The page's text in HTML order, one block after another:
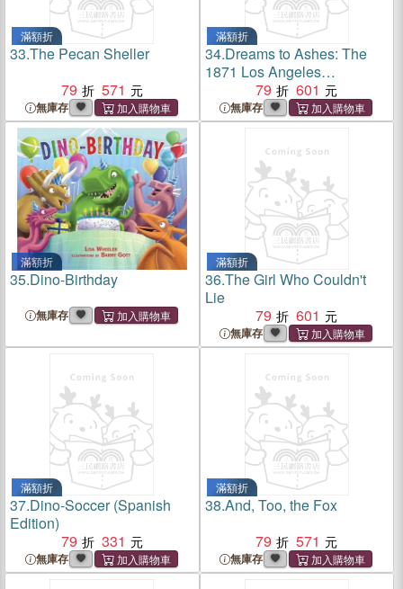
滿額折
33.The Pecan Sheller
79
571
無庫存
滿額折
34.Dreams to Ashes: The
1871 Los Angeles
Chinatown Massacre
79 601
無庫存
滿額折
35.Dino-Birthday
無庫存
滿額折
36.The Girl Who Couldn't
Lie
79
601
無庫存
滿額折
37.Dino-Soccer (Spanish
Edition)
79
331
無庫存
滿額折
38.And, Too, the Fox
79
571
無庫存